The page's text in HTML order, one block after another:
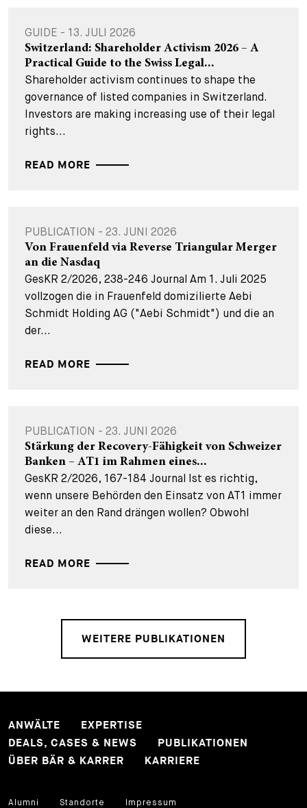
GUIDE - 13. JULI 2026
Switzerland: Shareholder Activism 2026 – A
Practical Guide to the Swiss Legal...
Shareholder activism continues to shape the
governance of listed companies in Switzerland.
Investors are making increasing use of their legal
rights...
READ MORE
PUBLICATION - 23. JUNI 2026
Von Frauenfeld via Reverse Triangular Merger
an die Nasdaq
GesKR 2/2026, 238-246 Journal Am 1. Juli 2025
vollzogen die in Frauenfeld domizilierte Aebi
Schmidt Holding AG ("Aebi Schmidt") und die an
der...
READ MORE
PUBLICATION - 23. JUNI 2026
Stärkung der Recovery-Fähigkeit von Schweizer
Banken – AT1 im Rahmen eines...
GesKR 2/2026, 167-184 Journal Ist es richtig,
wenn unsere Behörden den Einsatz von AT1 immer
weiter an den Rand drängen wollen? Obwohl
diese...
READ MORE
WEITERE PUBLIKATIONEN
ANWÄLTE
EXPERTISE
DEALS, CASES & NEWS
PUBLIKATIONEN
ÜBER BÄR & KARRER
KARRIERE
Alumni Standorte
Impressum